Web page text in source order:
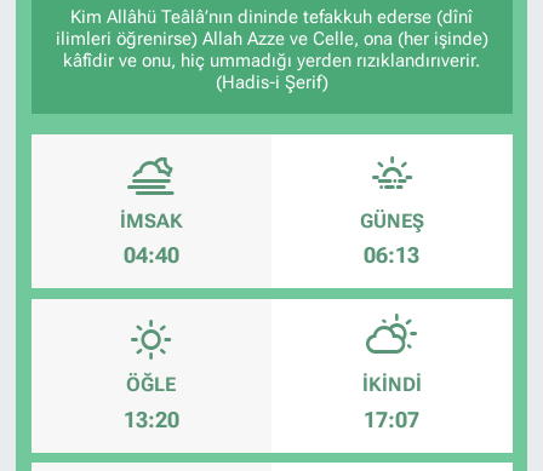
Kim Allâhü Teâlâ’nın dininde tefakkuh ederse (dînî
ilimleri öğrenirse) Allah Azze ve Celle, ona (her işinde)
kâfîdir ve onu, hiç ummadığı yerden rızıklandırıverir.
(Hadis-i Şerif)
İMSAK
04:40
GÜNEŞ
06:13
ÖĞLE
13:20
İKINDI
17:07
Haber Arşivi